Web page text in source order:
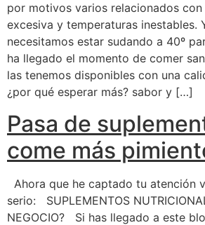
por motivos varios relacionados
excesiva y temperaturas inestables.
necesitamos estar sudando a 40º
ha llegado el momento de comer
las tenemos disponibles con una
¿por qué esperar más? sabor y […]
Pasa de
come más
Ahora que he captado tu atención
serio: SUPLEMENTOS
NEGOCIO? Si has llegado a este